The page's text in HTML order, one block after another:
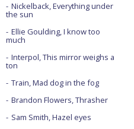
Nickelback, Everything under
the sun
Ellie Goulding, I know too
much
Interpol, This mirror weighs a
ton
Train, Mad dog in the fog
Brandon Flowers, Thrasher
Sam Smith, Hazel eyes